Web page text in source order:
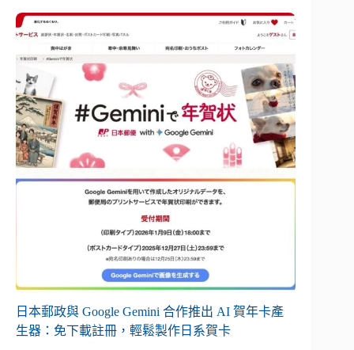
日本郵政與 Google Gemini 合作推出 AI 賀年卡產
生器：免下載註冊，輕鬆製作日系賀卡